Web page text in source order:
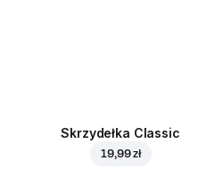
Skrzydełka Classic
19,99 zł